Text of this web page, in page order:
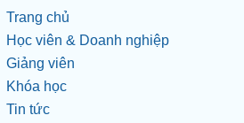
Trang chủ
Học viên & Doanh nghiệp
Giảng viên
Khóa học
Tin tức